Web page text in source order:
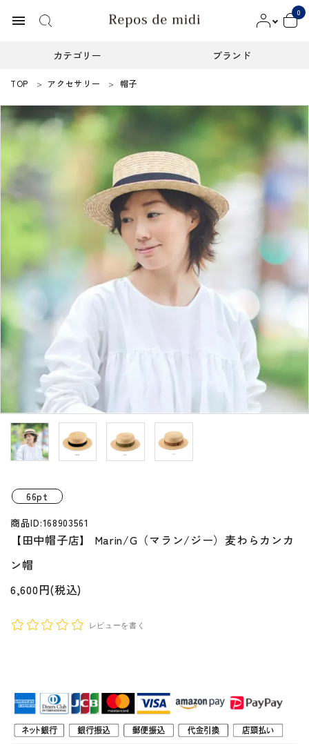
menu
0
カテゴリー ブランド
ACCOUNT MENU
ようこそ ゲスト 様
meeting_room 新規会員登録
カテゴリー
インフォメーション
お知らせ
ご利用ガイド
プライバシーポリシー
特定商取引法について
お問い合わせ
TOP アクセサリー 帽子
66pt
商品ID:168903561
【田中帽子店】 Marin/G（マラン/ジー）麦わらカンカ
ン帽
6,600円(税込)
レビューを書く